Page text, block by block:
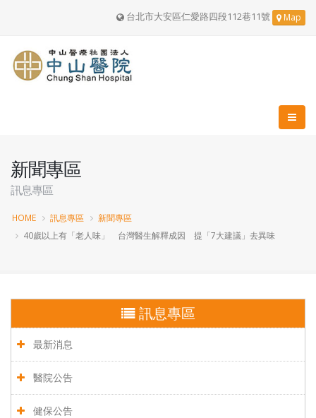
台北市大安區仁愛路四段112巷11號 Map
新聞專區
訊息專區
HOME 訊息專區
新聞專區
40歲以上有「老人味」 台灣醫生解釋成因 提「7大建議」去異味
訊息專區
最新消息
醫院公告
健保公告